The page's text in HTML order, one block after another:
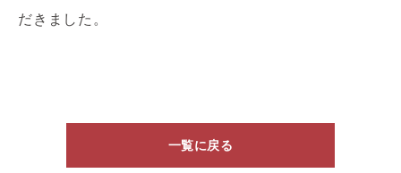
だきました。
一覧に戻る